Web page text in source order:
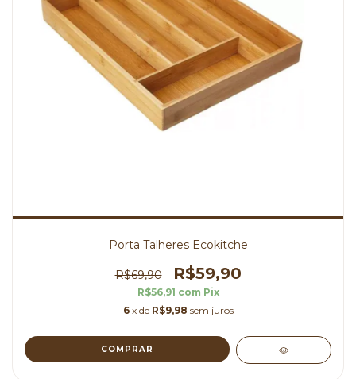
Porta Talheres Ecokitche
R$69,90 R$59,90
R$56,91 com Pix
6 x de R$9,98 sem juros